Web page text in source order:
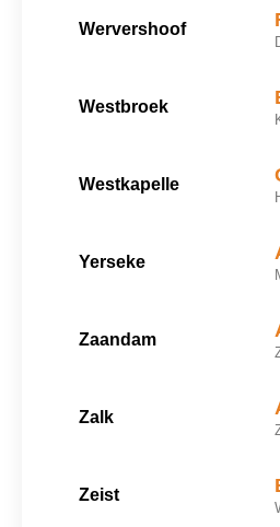
Wervershoof
Westbroek
Westkapelle
Yerseke
Zaandam
Zalk
Zeist